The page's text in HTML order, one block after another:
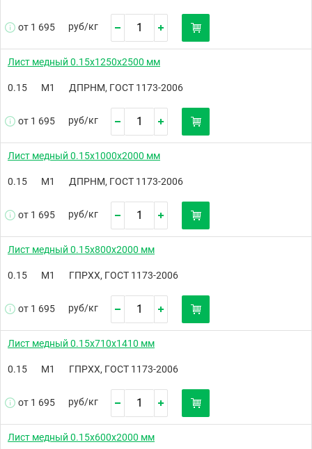
от 1 695 руб/кг
Лист медный 0.15х1250х2500 мм
0.15 М1 ДПРНМ, ГОСТ 1173-2006
от 1 695 руб/кг
Лист медный 0.15х1000х2000 мм
0.15 М1 ДПРНМ, ГОСТ 1173-2006
от 1 695 руб/кг
Лист медный 0.15х800х2000 мм
0.15 М1 ГПРХХ, ГОСТ 1173-2006
от 1 695 руб/кг
Лист медный 0.15х710х1410 мм
0.15 М1 ГПРХХ, ГОСТ 1173-2006
от 1 695 руб/кг
Лист медный 0.15х600х2000 мм